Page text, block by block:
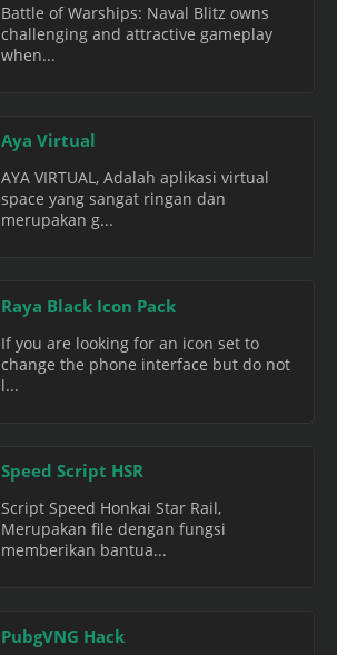
Battle of Warships: Naval Blitz owns
challenging and attractive gameplay
when...
Aya Virtual
AYA VIRTUAL, Adalah aplikasi virtual
space yang sangat ringan dan
merupakan g...
Raya Black Icon Pack
If you are looking for an icon set to
change the phone interface but do not
l...
Speed Script HSR
Script Speed Honkai Star Rail,
Merupakan file dengan fungsi
memberikan bantua...
PubgVNG Hack